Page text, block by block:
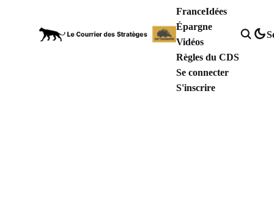
FranceIdées
Épargne
Vidéos
Règles du CDS
Se connecter
S'inscrire